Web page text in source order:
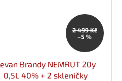
2 499 Kč
–5 %
Brandy NEMRUT 20y
0,5L 40% + 2 skleničky